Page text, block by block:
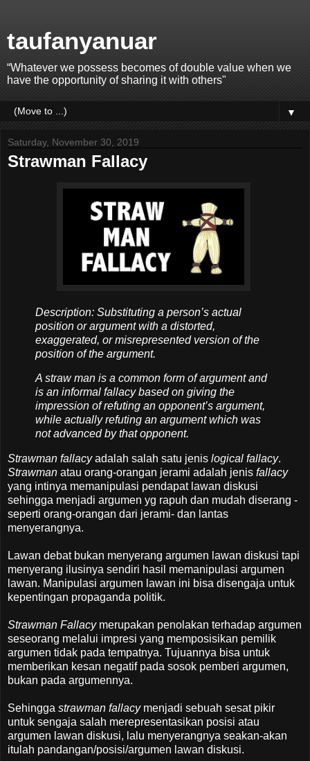
taufanyanuar
“Whatever we possess becomes of double value when we
have the opportunity of sharing it with others"
▼
Saturday, November 30, 2019
Strawman Fallacy
Description: Substituting a person’s actual
position or argument with a distorted,
exaggerated, or misrepresented version of the
position of the argument.
A straw man is a common form of argument and
is an informal fallacy based on giving the
impression of refuting an opponent’s argument,
while actually refuting an argument which was
not advanced by that opponent.
Strawman fallacyadalah salah satu jenis logical fallacy.
Strawman atau orang-orangan jerami adalah jenis fallacy
yang intinya memanipulasi pendapat lawan diskusi
sehingga menjadi argumen yg rapuh dan mudah diserang -
seperti orang-orangan dari jerami- dan lantas
menyerangnya.
Lawan debat bukan menyerang argumen lawan diskusi tapi
menyerang ilusinya sendiri hasil memanipulasi argumen
lawan. Manipulasi argumen lawan ini bisa disengaja untuk
kepentingan propaganda politik.
Strawman Fallacy merupakan penolakan terhadap argumen
seseorang melalui impresi yang memposisikan pemilik
argumen tidak pada tempatnya. Tujuannya bisa untuk
memberikan kesan negatif pada sosok pemberi argumen,
bukan pada argumennya.
Sehingga strawman fallacy menjadi sebuah sesat pikir
untuk sengaja salah merepresentasikan posisi atau
argumen lawan diskusi, lalu menyerangnya seakan-akan
itulah pandangan/posisi/argumen lawan diskusi.